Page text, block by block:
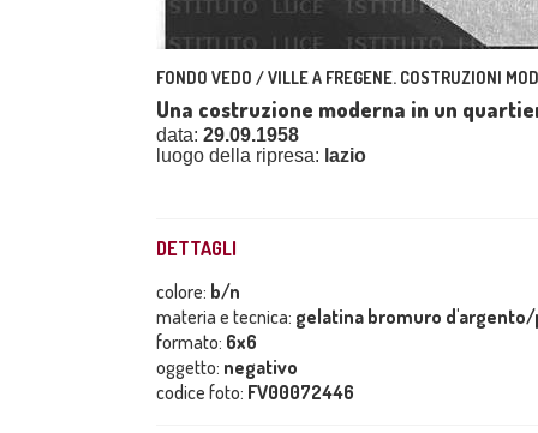
FONDO VEDO / VILLE A FREGENE. COSTRUZIONI
Una costruzione moderna in un
data: 29.09.1958
luogo della ripresa: lazio
DETTAGLI
colore: b/n
materia e tecnica: gelatina bromuro
formato: 6x6
oggetto: negativo
codice foto: FV00072446